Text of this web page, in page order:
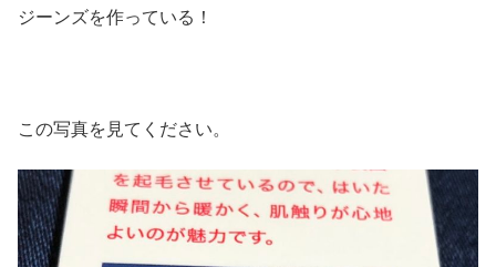
ジーンズを作っている！
この写真を見てください。